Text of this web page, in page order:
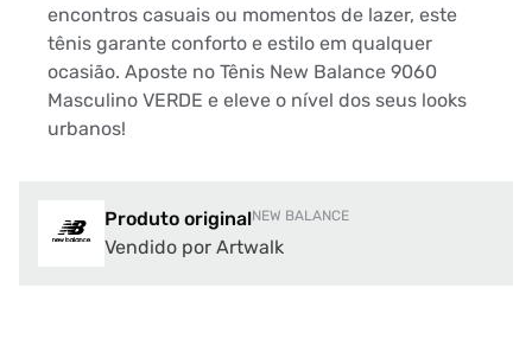
encontros casuais ou momentos de lazer, este
tênis garante conforto e estilo em qualquer
ocasião. Aposte no Tênis New Balance 9060
Masculino VERDE e eleve o nível dos seus looks
urbanos!
Produto originalNEW BALANCE
Vendido por Artwalk